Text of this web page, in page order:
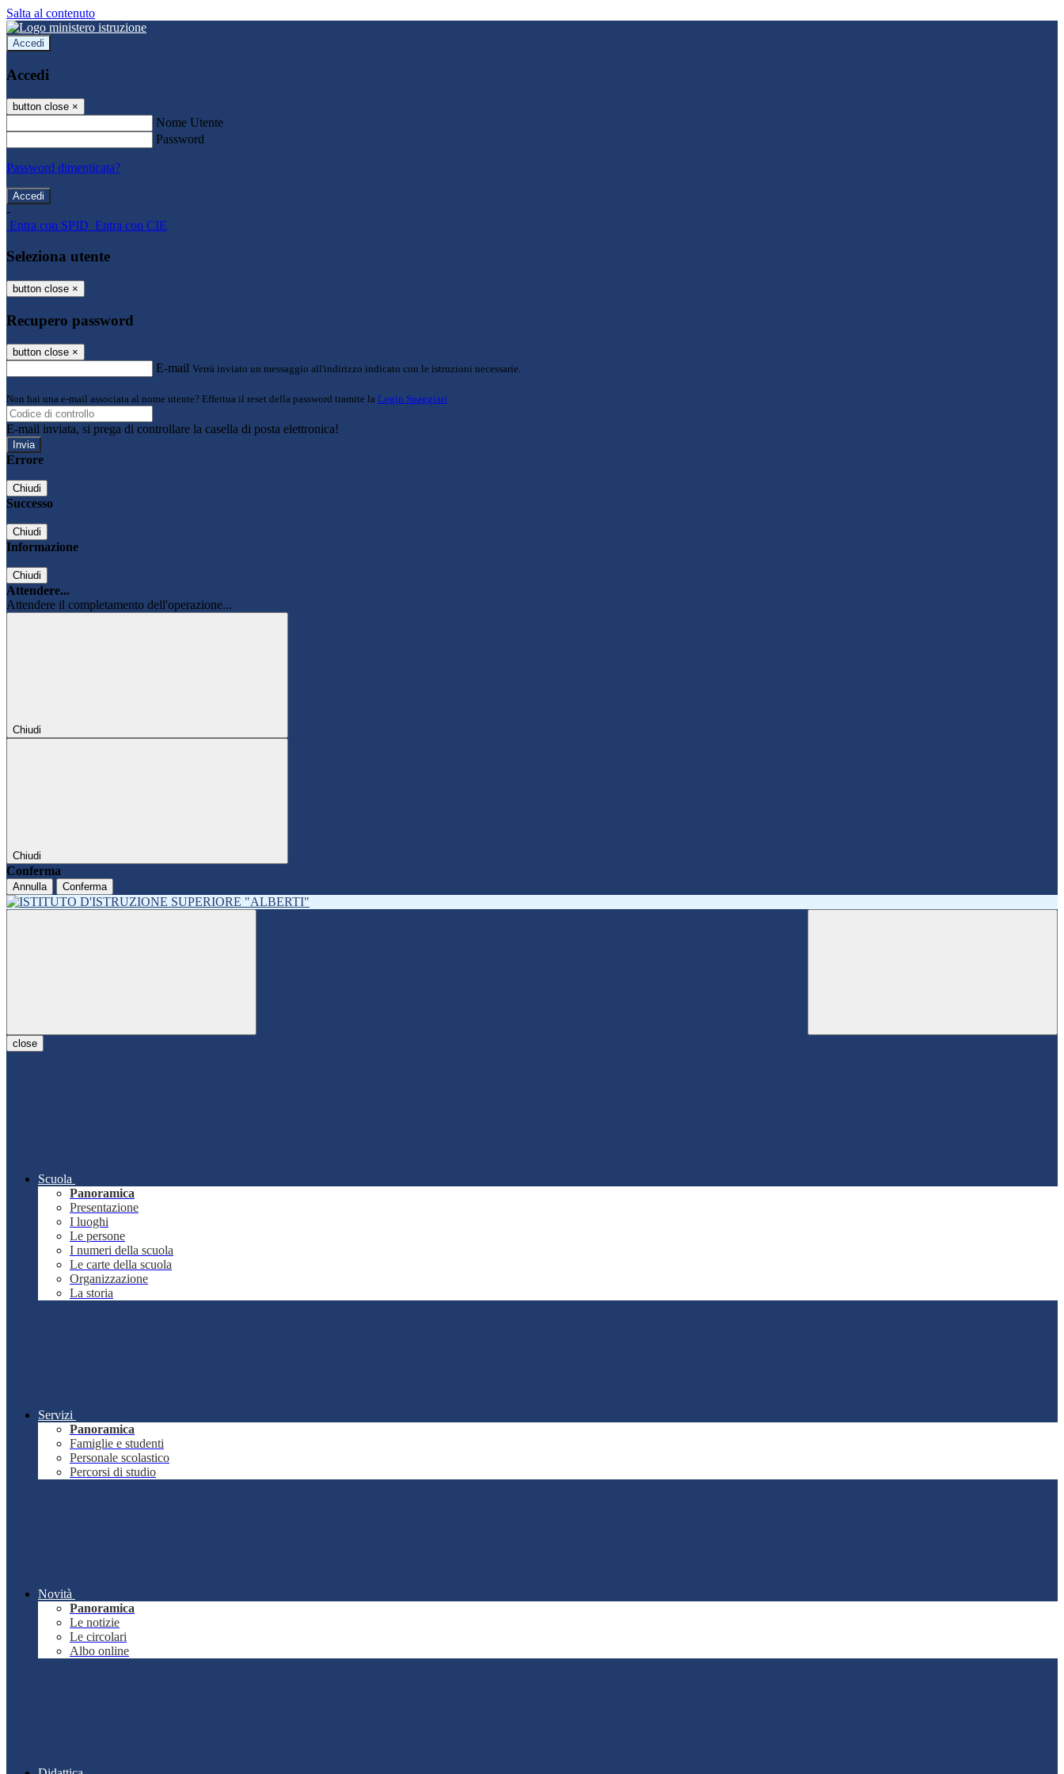
Salta al contenuto
Accedi
Accedi
button close ×
Nome Utente
Password
Password dimenticata?
-
Entra con SPID Entra con CIE
Seleziona utente
button close ×
Recupero password
button close ×
E-mail Verrà inviato un messaggio all'indirizzo indicato con le istruzioni necessarie.
Non hai una e-mail associata al nome utente? Effettua il reset della password tramite la Login Spaggiari
E-mail inviata, si prega di controllare la casella di posta elettronica!
Errore
Chiudi
Successo
Chiudi
Informazione
Chiudi
Attendere...
Attendere il completamento dell'operazione...
Chiudi
Chiudi
Conferma
Annulla Conferma
close
Scuola
Panoramica
Presentazione
I luoghi
Le persone
I numeri della scuola
Le carte della scuola
Organizzazione
La storia
Servizi
Panoramica
Famiglie e studenti
Personale scolastico
Percorsi di studio
Novità
Panoramica
Le notizie
Le circolari
Albo online